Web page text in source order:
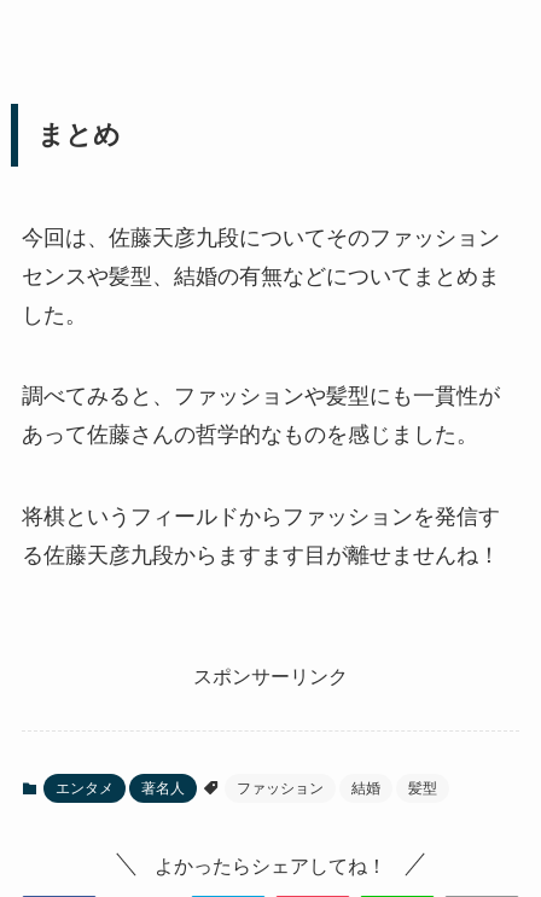
まとめ
今回は、佐藤天彦九段についてそのファッション
センスや髪型、結婚の有無などについてまとめま
した。
調べてみると、ファッションや髪型にも一貫性が
あって佐藤さんの哲学的なものを感じました。
将棋というフィールドからファッションを発信す
る佐藤天彦九段からますます目が離せませんね！
スポンサーリンク
エンタメ 著名人 ファッション 結婚 髪型
よかったらシェアしてね！